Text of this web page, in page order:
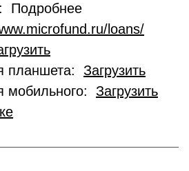
Подробнее
loans/
планшета: Загрузить
мобильного: Загрузить